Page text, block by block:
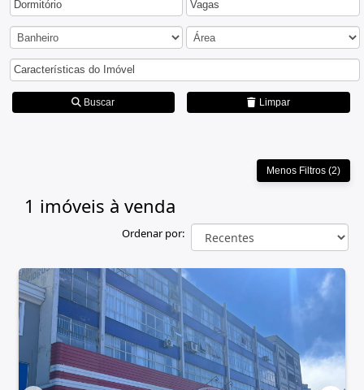
Dormitório Vagas
Características do Imóvel
Buscar Limpar
Menos Filtros (2)
1 imóveis à venda
Ordenar por: